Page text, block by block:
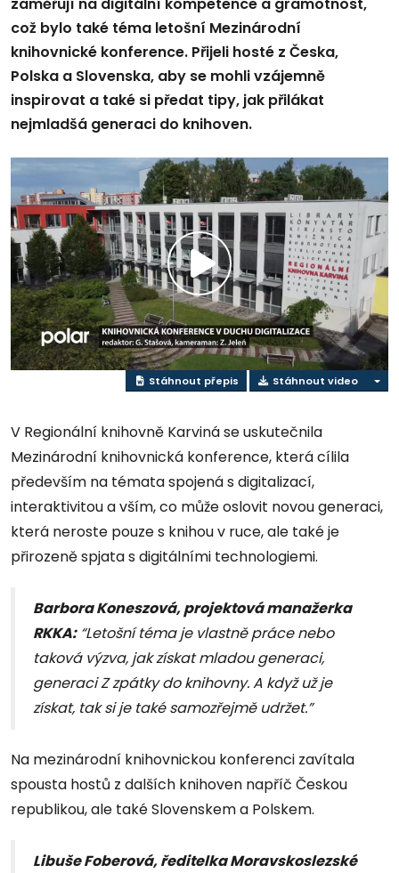
zaměřují na digitální kompetence a gramotnost,
což bylo také téma letošní Mezinárodní
knihovnické konference. Přijeli hosté z Česka,
Polska a Slovenska, aby se mohli vzájemně
inspirovat a také si předat tipy, jak přilákat
nejmladšá generaci do knihoven.
Přehrát
video
Stáhnout přepis Stáhnout video
V Regionální knihovně Karviná se uskutečnila
Mezinárodní knihovnická konference, která cílila
především na témata spojená s digitalizací,
interaktivitou a vším, co může oslovit novou generaci,
která neroste pouze s knihou v ruce, ale také je
přirozeně spjata s digitálními technologiemi.
Barbora Koneszová, projektová manažerka
RKKA:“Letošní téma je vlastně práce nebo
taková výzva, jak získat mladou generaci,
generaci Z zpátky do knihovny. A když už je
získat, tak si je také samozřejmě udržet.”
Na mezinárodní knihovnickou konferenci zavítala
spousta hostů z dalších knihoven napříč Českou
republikou, ale také Slovenskem a Polskem.
Libuše Foberová, ředitelka Moravskoslezské